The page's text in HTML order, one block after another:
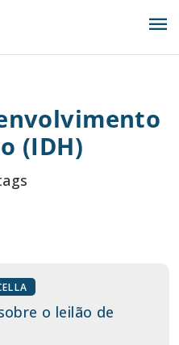
menu
(IDH)
o leilão de